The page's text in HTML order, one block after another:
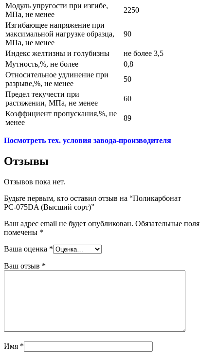
Модуль упругости при изгибе,
МПа, не менее
2250
Изгибающее напряжение при
максимальной нагрузке образца,
МПа, не менее
90
Индекс желтизны и голубизны
не более 3,5
Мутность,%, не более
0,8
Относительное удлинение при
разрыве,%, не менее
50
Предел текучести при
растяжении, МПа, не менее
60
Коэффициент пропускания,%, не
менее
89
Посмотреть тех. условия завода-производителя
Отзывы
Отзывов пока нет.
Будьте первым, кто оставил отзыв на “Поликарбонат
РС-075DA (Высший сорт)”
Ваш адрес email не будет опубликован. Обязательные поля
помечены *
Ваша оценка *
Ваш отзыв *
Имя *